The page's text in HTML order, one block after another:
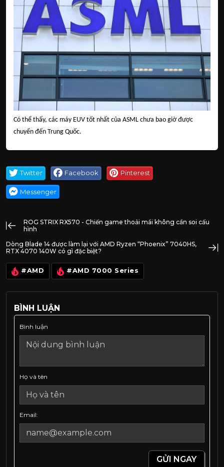
Có thể thấy, các máy EUV tốt nhất của ASML chưa bao giờ được
chuyển đến Trung Quốc.
Twitter Facebook Pinterest
Messenger
ROG STRIX RX570 - Chiến game thoải mái không cần soi cấu
hình
Dòng Blade 14 được làm lại với AMD Ryzen “Phoenix” 7040HS,
RTX 4070 140W có gì đặc biệt?
#AMD #AMD 7000 Series
BÌNH LUẬN
Bình luận
Họ và tên
Email:
GỬI NGAY